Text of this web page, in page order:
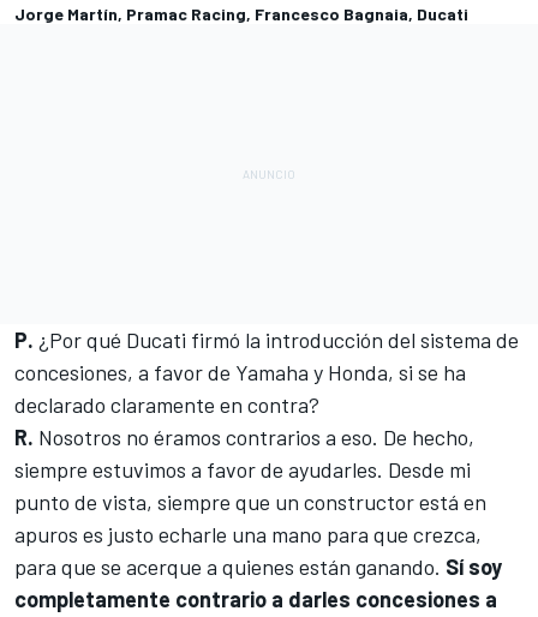
Jorge Martín, Pramac Racing, Francesco Bagnaia, Ducati
P. ¿Por qué Ducati firmó la introducción del sistema de
concesiones, a favor de Yamaha y Honda, si se ha
declarado claramente en contra?
R. Nosotros no éramos contrarios a eso. De hecho,
siempre estuvimos a favor de ayudarles. Desde mi
punto de vista, siempre que un constructor está en
apuros es justo echarle una mano para que crezca,
para que se acerque a quienes están ganando. Sí soy
completamente contrario a darles concesiones a